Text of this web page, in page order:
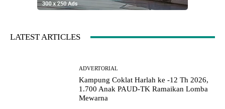
LATEST ARTICLES
ADVERTORIAL
Kampung Coklat Harlah ke -12 Th 2026,
1.700 Anak PAUD-TK Ramaikan Lomba
Mewarna